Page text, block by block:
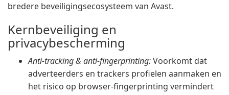
bredere beveiligingsecosysteem van Avast.
Kernbeveiliging en
privacybescherming
Anti-tracking & anti-fingerprinting:Voorkomt dat
adverteerders en trackers profielen aanmaken en
het risico op browser-fingerprinting vermindert